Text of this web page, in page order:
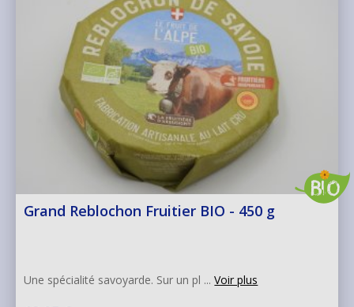
Grand Reblochon Fruitier BIO - 450 g
Une spécialité savoyarde. Sur un pl ...Voir plus